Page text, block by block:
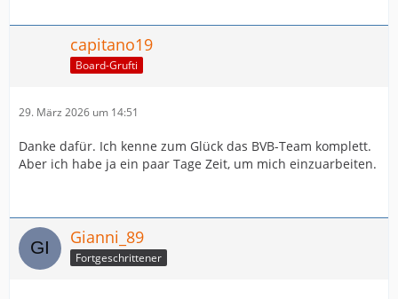
capitano19
Board-Grufti
29. März 2026 um 14:51
Danke dafür. Ich kenne zum Glück das BVB-Team komplett.
Aber ich habe ja ein paar Tage Zeit, um mich einzuarbeiten.
Gianni_89
Fortgeschrittener